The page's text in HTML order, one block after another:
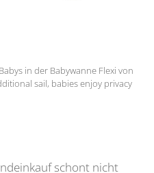
in der Babywanne Flexi von
sail, babies enjoy privacy
schont nicht